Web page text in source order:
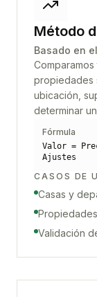
Método
Basado en
propiedades
ubicación,
determinar
Fórmula
Valor =
Ajustes
CASOS DE
Casas y
Validación